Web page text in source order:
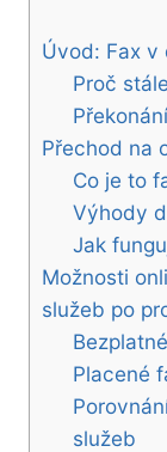
Úvod: Fax v
Proč
Přechod na
Co je to
Výhody
Jak
Možnosti
služeb po
Placené
služeb